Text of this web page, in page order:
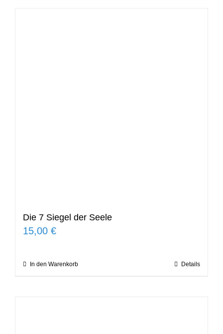
Die 7 Siegel der Seele
15,00 €
In den Warenkorb Details